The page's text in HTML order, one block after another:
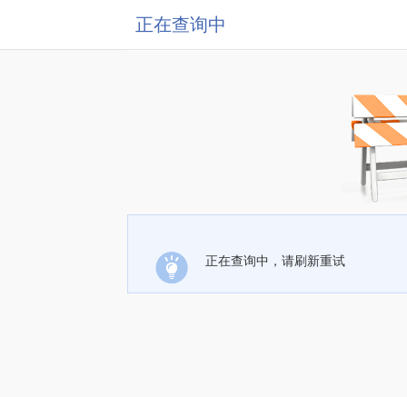
正在查询中
正在查询中，请刷新重试